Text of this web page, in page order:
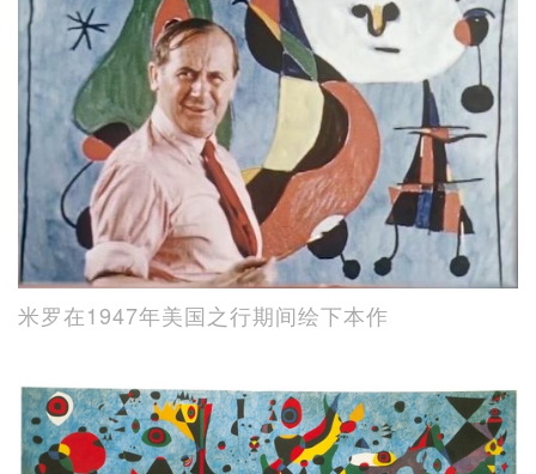
米罗在1947年美国之行期间绘下本作